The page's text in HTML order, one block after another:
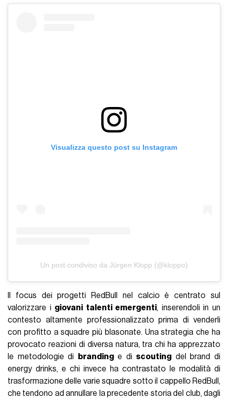
Visualizza questo post su Instagram
Un post condiviso da Jürgen Klopp (@kloppo)
Il focus dei progetti RedBull nel calcio è centrato sul
valorizzare i giovani talenti emergenti, inserendoli in un
contesto altamente professionalizzato prima di venderli
con profitto a squadre più blasonate. Una strategia che ha
provocato reazioni di diversa natura, tra chi ha apprezzato
le metodologie di
brandinge di scouting del brand di
energy drinks, e chi invece ha contrastato le modalità di
trasformazione delle varie squadre sotto il cappello RedBull,
che tendono ad annullare la precedente storia del club, dagli